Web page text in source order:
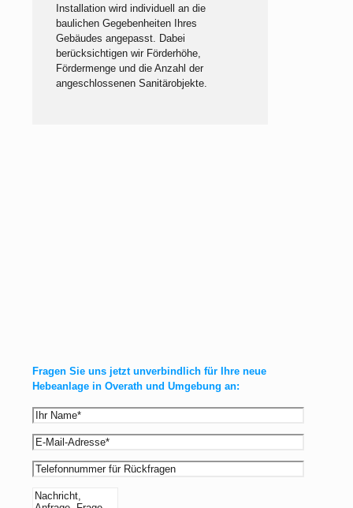
Installation wird individuell an die
baulichen Gegebenheiten Ihres
Gebäudes angepasst. Dabei
berücksichtigen wir Förderhöhe,
Fördermenge und die Anzahl der
angeschlossenen Sanitärobjekte.
Fragen Sie uns jetzt unverbindlich für Ihre neue
Hebeanlage in Overath und Umgebung an: